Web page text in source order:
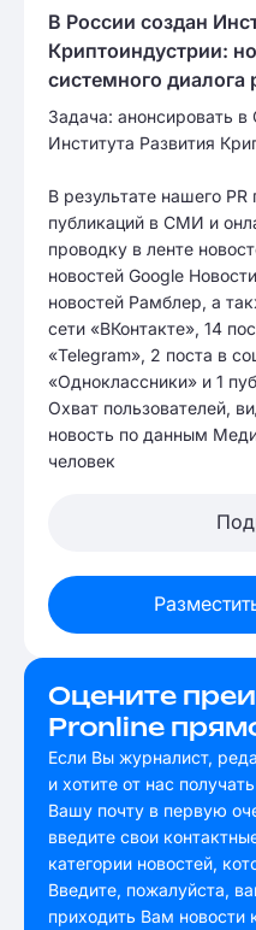
В России создан
Криптоиндустрии:
системного диалога
Задача: анонсировать
Института Развития
В результате нашего
публикаций в СМИ и
проводку в ленте
новостей Google
новостей Рамблер, а
сети «ВКонтакте», 14
«Telegram», 2 поста в
«Одноклассники» и 1
Охват пользователей,
новость по данным
человек
Оцените
Pronline
Если Вы журналист,
и хотите от нас
Вашу почту в первую
введите свои
категории новостей,
Введите, пожалуйста,
приходить Вам новости